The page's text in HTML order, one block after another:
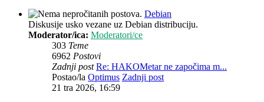
Debian
Diskusije usko vezane uz Debian distribuciju.
Moderator/ica: Moderatori/ce
303 Teme
6962 Postovi
Zadnji post Re: HAKOMetar ne započima m...
Postao/la Optimus Zadnji post
21 tra 2026, 16:59